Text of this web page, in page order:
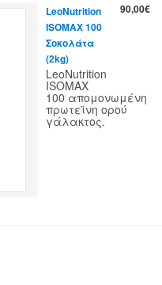
90,00€
LeoNutrition
ISOMAX 100
Σοκολάτα
(2kg)
LeoNutrition
ISOMAX
100 απομονωμένη
πρωτεϊνη ορού
γάλακτος.